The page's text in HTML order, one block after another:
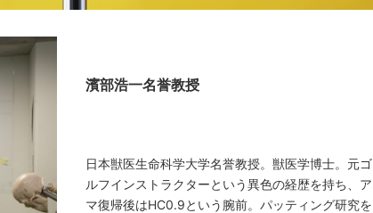
濱部浩一名誉教授
日本獣医生命科学大学名誉教授。獣医学博士。元ゴ
ルフインストラクターという異色の経歴を持ち、ア
マ復帰後はHC0.9という腕前。パッティング研究を